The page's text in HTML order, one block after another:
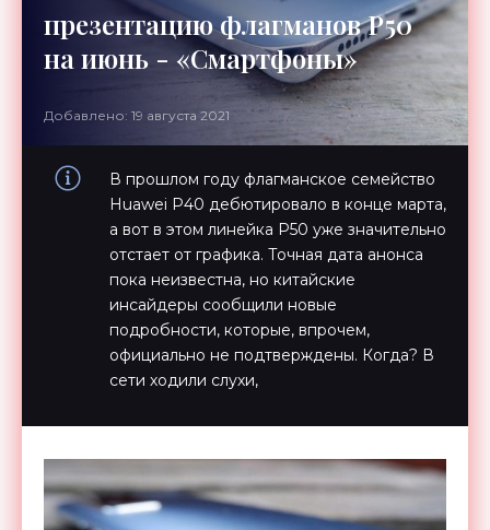
презентацию флагманов P50
на июнь - «Смартфоны»
Добавлено: 19 августа 2021
В прошлом году флагманское семейство
Huawei P40 дебютировало в конце марта,
а вот в этом линейка P50 уже значительно
отстает от графика. Точная дата анонса
пока неизвестна, но китайские
инсайдеры сообщили новые
подробности, которые, впрочем,
официально не подтверждены. Когда? В
сети ходили слухи,